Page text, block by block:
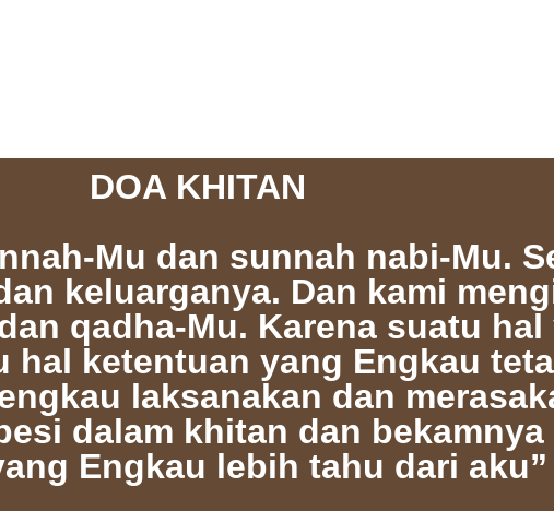
DOA KHITAN
Mu dan sunnah nabi-Mu.
keluarganya. Dan kami
qadha-Mu. Karena suatu
hal ketentuan yang Engkau
laksanakan dan
dalam khitan dan
Engkau lebih tahu dari aku”